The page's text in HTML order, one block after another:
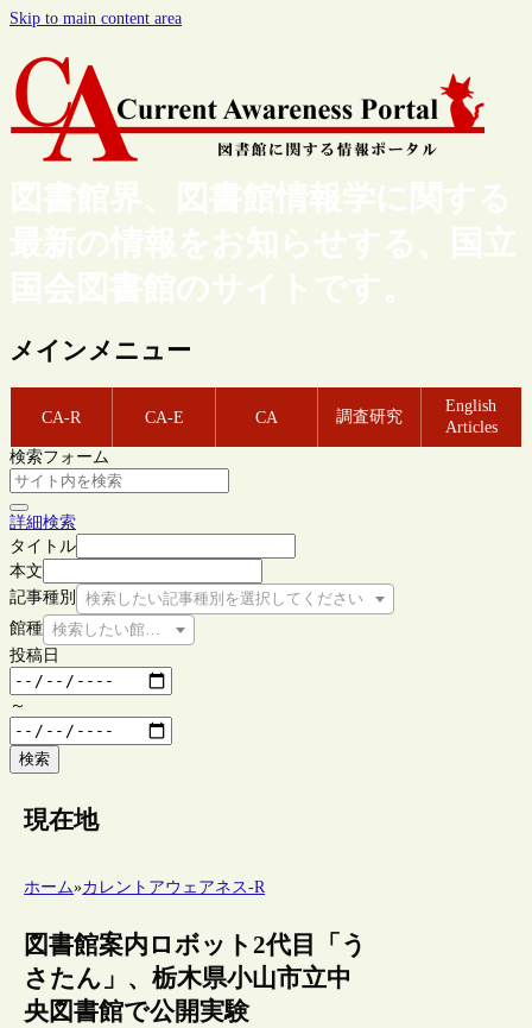
Skip to main content area
図書館界、図書館情報学に関する
最新の情報をお知らせする、国立
国会図書館のサイトです。
メインメニュー
CA-R CA-E CA 調査研究
English
Articles
検索フォーム
詳細検索
タイトル
本文
記事種別
検索したい記事種別を選択してください
館種 検索したい館種を選択してください
投稿日
～
検索
現在地
ホーム»カレントアウェアネス-R
図書館案内ロボット2代目「う
さたん」、栃木県小山市立中
央図書館で公開実験